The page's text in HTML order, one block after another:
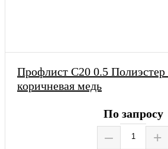
Профлист С20 0.5
коричневая медь
По запросу
– +